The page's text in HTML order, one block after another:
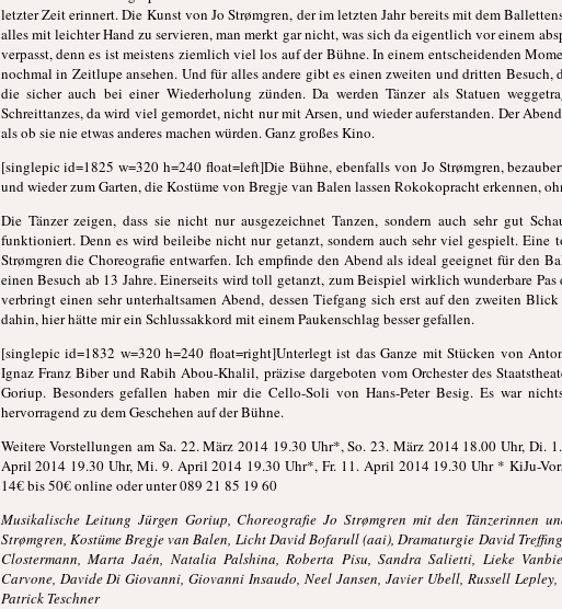
letzter Zeit erinnert. Die Kunst von Jo Strømgren, der im letzten Jahr bereits mit dem
alles mit leichter Hand zu servieren, man merkt gar nicht, was sich da eigentlich vor einem
verpasst, denn es ist meistens ziemlich viel los auf der Bühne. In einem entscheidenden
nochmal in Zeitlupe ansehen. Und für alles andere gibt es einen zweiten und dritten
die sicher auch bei einer Wiederholung zünden. Da werden Tänzer als Statuen
Schreittanzes, da wird viel gemordet, nicht nur mit Arsen, und wieder auferstanden. Der
als ob sie nie etwas anderes machen würden. Ganz großes Kino.
[singlepic id=1825 w=320 h=240 float=left]Die Bühne, ebenfalls von Jo Strømgren,
und wieder zum Garten, die Kostüme von Bregje van Balen lassen Rokokopracht erkennen,
Die Tänzer zeigen, dass sie nicht nur ausgezeichnet Tanzen, sondern auch sehr gut
funktioniert. Denn es wird beileibe nicht nur getanzt, sondern auch sehr viel gespielt. Eine
Strømgren die Choreografie entwarfen. Ich empfinde den Abend als ideal geeignet für den
einen Besuch ab 13 Jahre. Einerseits wird toll getanzt, zum Beispiel wirklich wunderbare
verbringt einen sehr unterhaltsamen Abend, dessen Tiefgang sich erst auf den zweiten
dahin, hier hätte mir ein Schlussakkord mit einem Paukenschlag besser gefallen.
[singlepic id=1832 w=320 h=240 float=right]Unterlegt ist das Ganze mit Stücken von
Ignaz Franz Biber und Rabih Abou-Khalil, präzise dargeboten vom Orchester des
Goriup. Besonders gefallen haben mir die Cello-Soli von Hans-Peter Besig. Es war
hervorragend zu dem Geschehen auf der Bühne.
Weitere Vorstellungen am Sa. 22. März 2014 19.30 Uhr*, So. 23. März 2014 18.00 Uhr,
April 2014 19.30 Uhr, Mi. 9. April 2014 19.30 Uhr*, Fr. 11. April 2014 19.30 Uhr * KiJu-
14€ bis 50€ online oder unter 089 21 85 19 60
Musikalische Leitung Jürgen Goriup, Choreografie Jo Strømgren mit den Tänzerinnen
Strømgren, Kostüme Bregje van Balen, Licht David Bofarull (aai), Dramaturgie David
Clostermann, Marta Jaén, Natalia Palshina, Roberta Pisu, Sandra Salietti, Lieke
Carvone, Davide Di Giovanni, Giovanni Insaudo, Neel Jansen, Javier Ubell, Russell
Patrick Teschner